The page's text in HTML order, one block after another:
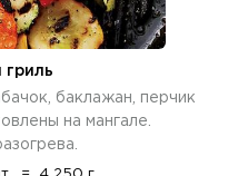
баклажан, перчик
на мангале.